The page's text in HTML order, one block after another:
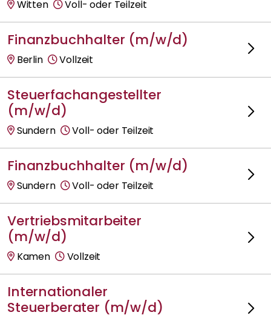
Witten Voll- oder Teilzeit
Finanzbuchhalter (m/w/d)
Berlin Vollzeit
Steuerfachangestellter
(m/w/d)
Sundern Voll- oder Teilzeit
Finanzbuchhalter (m/w/d)
Sundern Voll- oder Teilzeit
Vertriebsmitarbeiter
(m/w/d)
Kamen Vollzeit
Internationaler
Steuerberater (m/w/d)